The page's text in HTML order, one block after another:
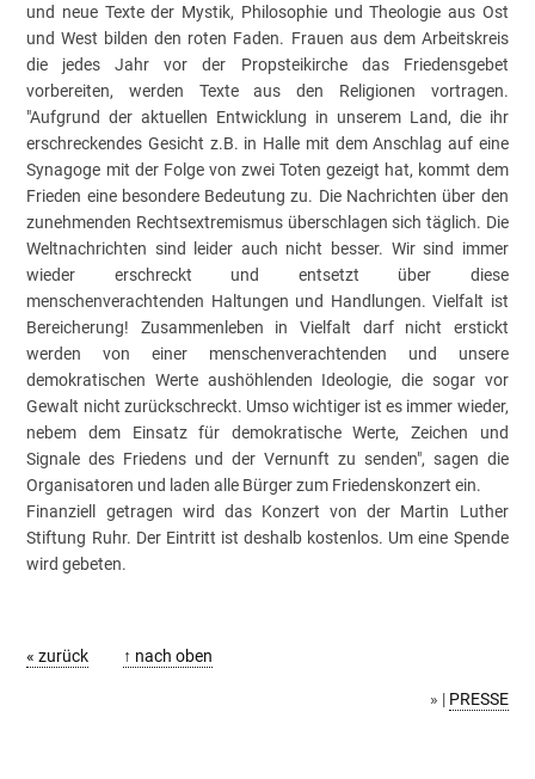
und neue Texte der Mystik, Philosophie und Theologie aus Ost
und West bilden den roten Faden. Frauen aus dem Arbeitskreis
die jedes Jahr vor der Propsteikirche das Friedensgebet
vorbereiten, werden Texte aus den Religionen vortragen.
"Aufgrund der aktuellen Entwicklung in unserem Land, die ihr
erschreckendes Gesicht z.B. in Halle mit dem Anschlag auf eine
Synagoge mit der Folge von zwei Toten gezeigt hat, kommt dem
Frieden eine besondere Bedeutung zu. Die Nachrichten über den
zunehmenden Rechtsextremismus überschlagen sich täglich. Die
Weltnachrichten sind leider auch nicht besser. Wir sind immer
wieder erschreckt und entsetzt über diese
menschenverachtenden Haltungen und Handlungen. Vielfalt ist
Bereicherung! Zusammenleben in Vielfalt darf nicht erstickt
werden von einer menschenverachtenden und unsere
demokratischen Werte aushöhlenden Ideologie, die sogar vor
Gewalt nicht zurückschreckt. Umso wichtiger ist es immer wieder,
nebem dem Einsatz für demokratische Werte, Zeichen und
Signale des Friedens und der Vernunft zu senden", sagen die
Organisatoren und laden alle Bürger zum Friedenskonzert ein.
Finanziell getragen wird das Konzert von der Martin Luther
Stiftung Ruhr. Der Eintritt ist deshalb kostenlos. Um eine Spende
wird gebeten.
« zurück ↑ nach oben
» | PRESSE